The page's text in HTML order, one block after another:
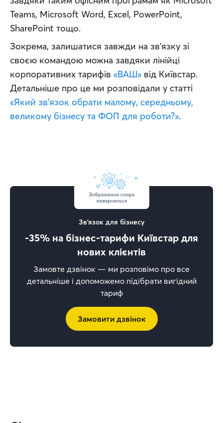
Teams, Microsoft Word, Excel, PowerPoint,
SharePoint тощо.
Зокрема, залишатися завжди на зв’язку зі
своєю командою можна завдяки лінійці
корпоративних тарифів «ВАШ» від Київстар.
«Який зв’язок обрати малому, середньому,
великому бізнесу та ФОП для роботи?».
Зв'язок для бізнесу
-35% на бізнес-тарифи Київстар для
нових клієнтів
Замовте дзвінок — ми розповімо про все
детальніше і допоможемо підібрати вигідний
тариф
Замовити дзвінок